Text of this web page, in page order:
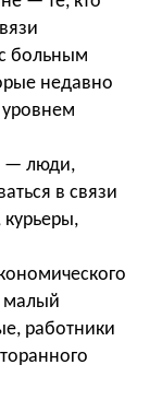
больным
недавно
уровнем
— люди,
в связи
малый
работники